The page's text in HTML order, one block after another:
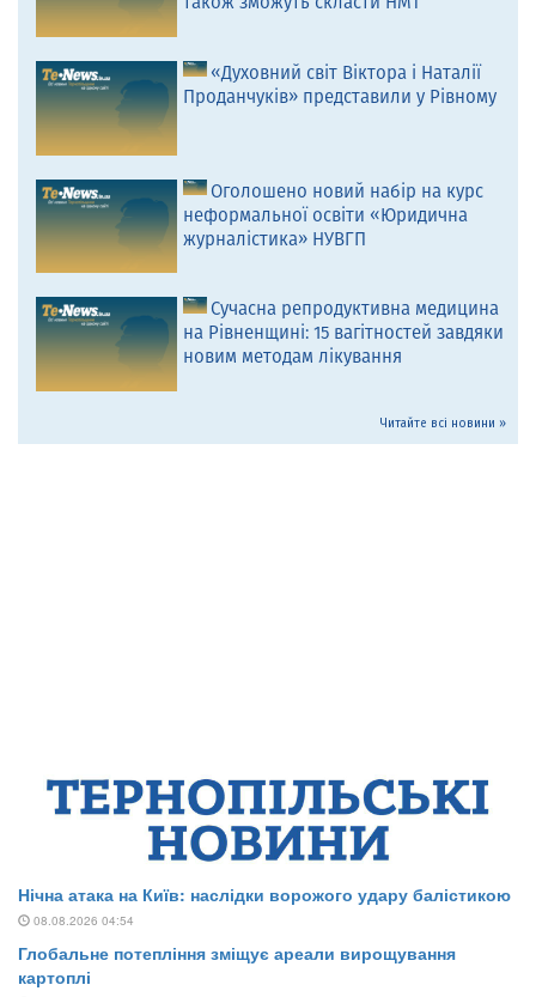
«Духовний світ Віктора і Наталії
Проданчуків» представили у Рівному
Оголошено новий набір на курс
неформальної освіти «Юридична
журналістика» НУВГП
Сучасна репродуктивна медицина
на Рівненщині: 15 вагітностей завдяки
новим методам лікування
Читайте всі новини »